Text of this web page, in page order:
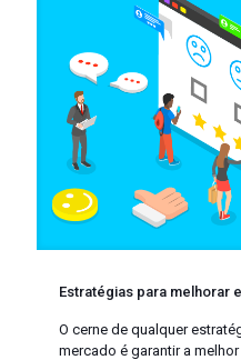
Estratégias para melhorar
O cerne de qualquer
mercado é garantir a